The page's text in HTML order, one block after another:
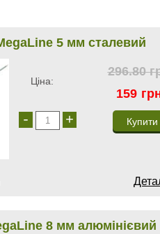
5 мм сталевий
Ціна:
296.80
159
- +
8 мм алюмінієвий